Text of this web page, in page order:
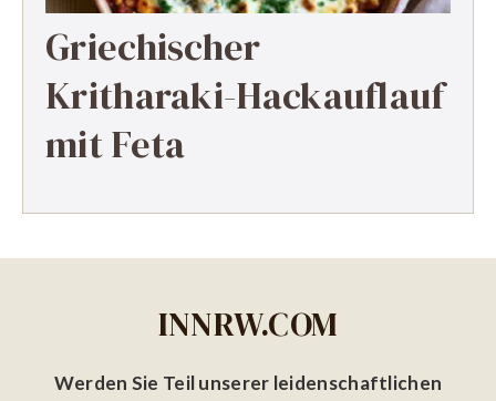
Griechischer
Kritharaki-Hackauflauf
mit Feta
INNRW.COM
Werden Sie Teil unserer leidenschaftlichen